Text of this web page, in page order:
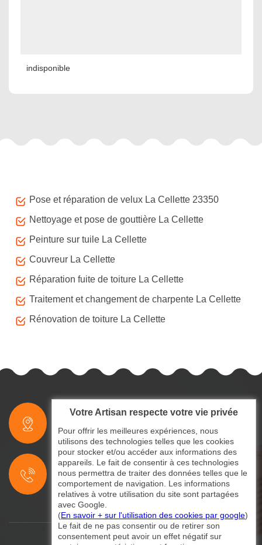
indisponible
Pose et réparation de velux La Cellette 23350
Nettoyage et pose de gouttière La Cellette
Peinture sur tuile La Cellette
Couvreur La Cellette
Réparation fuite de toiture La Cellette
Traitement et changement de charpente La Cellette
Rénovation de toiture La Cellette
indisponible
indisponible
Votre Artisan respecte votre vie privée
Pour offrir les meilleures expériences, nous
utilisons des technologies telles que les cookies
pour stocker et/ou accéder aux informations des
appareils. Le fait de consentir à ces technologies
nous permettra de traiter des données telles que le
comportement de navigation. Les informations
relatives à votre utilisation du site sont partagées
avec Google.
(En savoir + sur l'utilisation des cookies par google)
Le fait de ne pas consentir ou de retirer son
consentement peut avoir un effet négatif sur